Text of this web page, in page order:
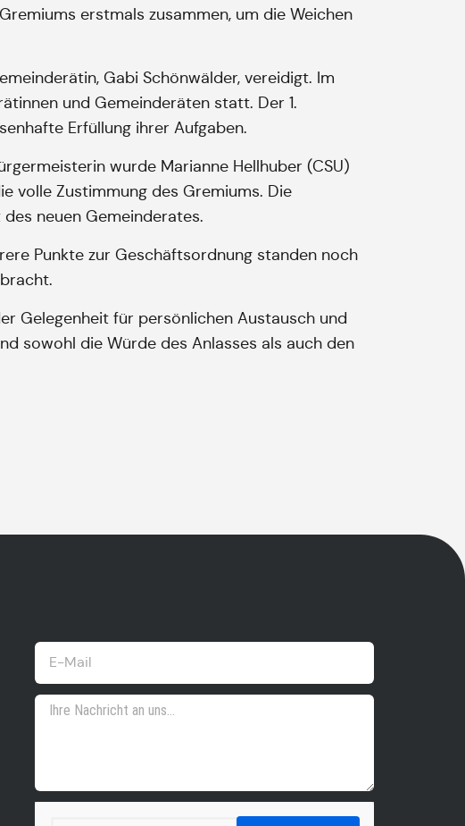
erstmals zusammen, um die Weichen
Gabi Schönwälder, vereidigt. Im
und Gemeinderäten statt. Der 1.
Erfüllung ihrer Aufgaben.
wurde Marianne Hellhuber (CSU)
volle Zustimmung des Gremiums. Die
neuen Gemeinderates.
Punkte zur Geschäftsordnung standen noch
Gelegenheit für persönlichen Austausch und
sowohl die Würde des Anlasses als auch den